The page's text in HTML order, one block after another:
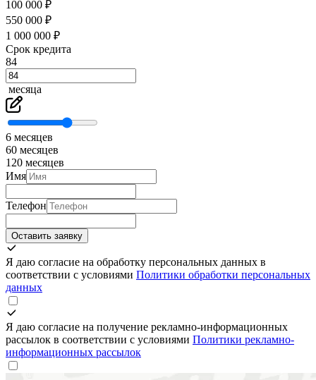
100 000 ₽
550 000 ₽
1 000 000 ₽
Срок кредита
84
месяца
6 месяцев
60 месяцев
120 месяцев
Имя
Телефон
Оставить заявку
Я даю согласие на обработку персональных данных в
соответствии с условиями Политики обработки персональных
данных
Я даю согласие на получение рекламно-информационных
рассылок в соответствии с условиями Политики рекламно-
информационных рассылок